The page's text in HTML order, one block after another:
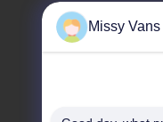
회사 주소
8028번, 진첸 산
Missy Vans